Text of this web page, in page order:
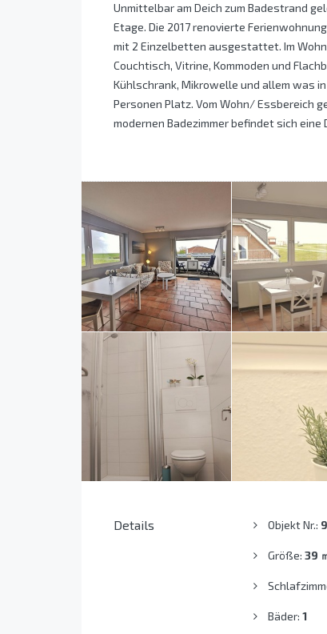
Unmittelbar am Deich zum Badestrand
Etage. Die 2017 renovierte
mit 2 Einzelbetten ausgestattet. Im
Couchtisch, Vitrine, Kommoden und
Kühlschrank, Mikrowelle und allem was
Personen Platz. Vom Wohn/ Essbereich
modernen Badezimmer befindet sich eine
Details Objekt Nr.:
Größe: 39
Bäder: 1